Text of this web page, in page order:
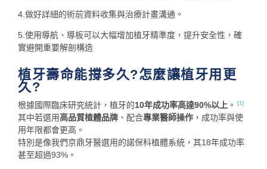
4.做好詳細的術前資料收集與治療計畫溝通。
5.使用導航、導板可以大幅增加植牙精準度，提升安全性，確
實避開重要解剖構造
植牙壽命能撐多久?怎麼讓植牙用更
久?
根據國際臨床研究統計，植牙的10年成功率高達90%以上 。 [1]
其中若選用高品質植體品牌 、配合專業醫師操作 ，成功率與使
用年限都會更高。
特別是像我們京鼎牙醫選用的諾保科植體系統，其18年成功率
甚至超過93%。